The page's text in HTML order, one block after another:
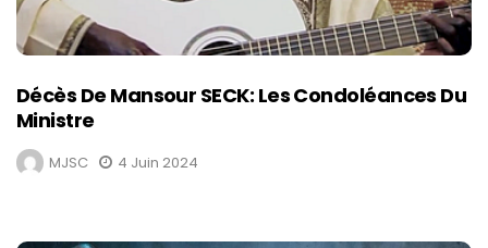
Décès De Mansour SECK: Les Condoléances Du
Ministre
MJSC 4 Juin 2024